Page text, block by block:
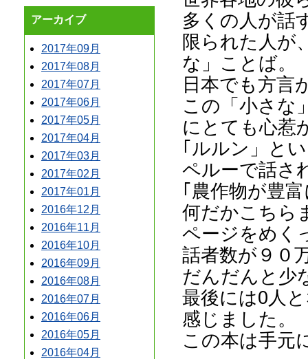
アーカイブ
2017年09月
2017年08月
2017年07月
2017年06月
2017年05月
2017年04月
2017年03月
2017年02月
2017年01月
2016年12月
2016年11月
2016年10月
2016年09月
2016年08月
2016年07月
2016年06月
2016年05月
2016年04月
多くの人が話
限られた人が
な」ことば。
日本でも方言
この「小さな
にとても心惹
｢ルルン」と
ペルーで話さ
｢農作物が豊
何だかこちら
ページをめく
話者数が９０
だんだんと少
最後には0人
感じました。
この本は手元